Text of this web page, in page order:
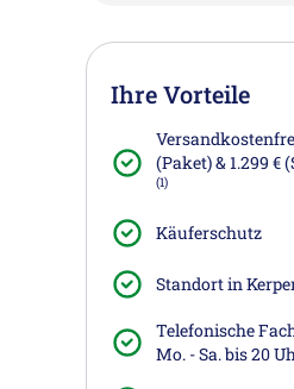
Ihre Vorteile
(Paket) & 1.299 €
(1)
Käuferschutz
Standort in
Telefonische
Mo. - Sa. bis 20